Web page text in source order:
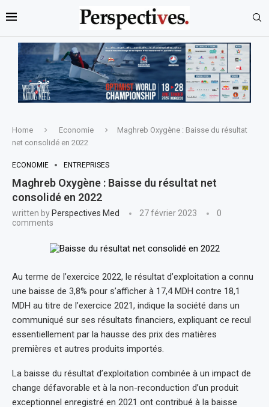
Home Economie
Maghreb Oxygène : Baisse du résultat
net consolidé en 2022
ECONOMIE ENTREPRISES
Maghreb Oxygène : Baisse du résultat net
consolidé en 2022
written by Perspectives Med 27 février 2023
0
comments
Au terme de l’exercice 2022, le résultat d’exploitation a connu
une baisse de 3,8% pour s’afficher à 17,4 MDH contre 18,1
MDH au titre de l’exercice 2021, indique la société dans un
communiqué sur ses résultats financiers, expliquant ce recul
essentiellement par la hausse des prix des matières
premières et autres produits importés.
La baisse du résultat d’exploitation combinée à un impact de
change défavorable et à la non-reconduction d’un produit
exceptionnel enregistré en 2021 ont contribué à la baisse